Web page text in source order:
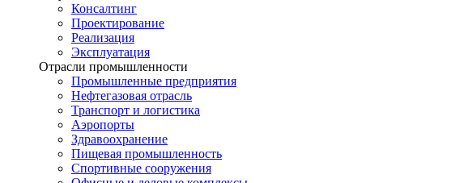
Консалтинг
Проектирование
Реализация
Эксплуатация
Отрасли промышленности
Промышленные предприятия
Нефтегазовая отрасль
Транспорт и логистика
Аэропорты
Здравоохранение
Пищевая промышленность
Спортивные сооружения